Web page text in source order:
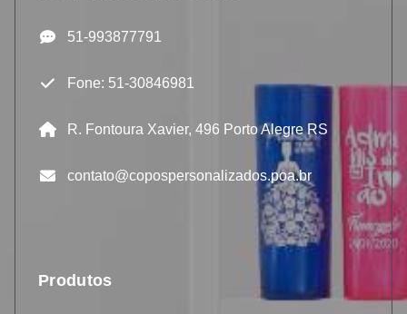
51-993877791
Fone: 51-30846981
R. Fontoura Xavier, 496 Porto Alegre RS
contato@copospersonalizados.poa.br
Produtos